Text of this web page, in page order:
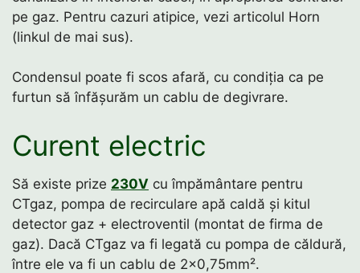
pe gaz. Pentru cazuri atipice, vezi articolul Horn
(linkul de mai sus).
Condensul poate fi scos afară, cu condiția ca pe
furtun să înfășurăm un cablu de degivrare.
Curent electric
Să existe prize 230V cu împământare pentru
CTgaz, pompa de recirculare apă caldă și kitul
detector gaz + electroventil (montat de firma de
gaz). Dacă CTgaz va fi legată cu pompa de căldură,
între ele va fi un cablu de 2×0,75mm².